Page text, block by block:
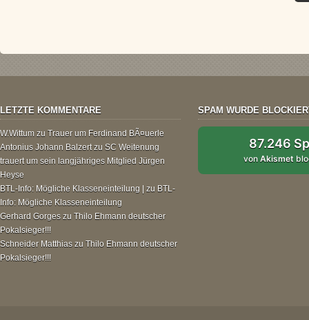
LETZTE KOMMENTARE
W.Wittum zu Trauer um Ferdinand BÃ¤uerle
Antonius Johann Balzertzu SC Weitenung
trauert um sein langjähriges Mitglied Jürgen
Heyse
BTL-Info: Mögliche Klasseneinteilung |
zu BTL-
Info: Mögliche Klasseneinteilung
Gerhard Gorges zu Thilo Ehmann deutscher
Pokalsieger!!!
Schneider Matthias zu Thilo Ehmann deutscher
Pokalsieger!!!
SPAM WURDE
87.246
vonAkismet